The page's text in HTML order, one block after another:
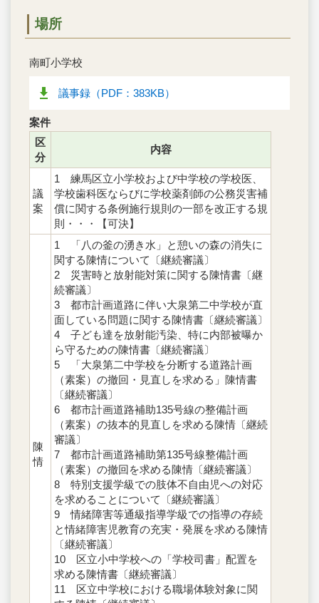
場所
南町小学校
議事録（PDF：383KB）
案件
区
分
内容
議
案
1 練馬区立小学校および中学校の学校医、
学校歯科医ならびに学校薬剤師の公務災害補
償に関する条例施行規則の一部を改正する規
則・・・【可決】
陳
情
1 「八の釜の湧き水」と憩いの森の消失に
関する陳情について〔継続審議〕
2 災害時と放射能対策に関する陳情書〔継
続審議〕
3 都市計画道路に伴い大泉第二中学校が直
面している問題に関する陳情書〔継続審議〕
4 子ども達を放射能汚染、特に内部被曝か
ら守るための陳情書〔継続審議〕
5 「大泉第二中学校を分断する道路計画
（素案）の撤回・見直しを求める」陳情書
〔継続審議〕
6 都市計画道路補助135号線の整備計画
（素案）の抜本的見直しを求める陳情〔継続
審議〕
7 都市計画道路補助第135号線整備計画
（素案）の撤回を求める陳情〔継続審議〕
8 特別支援学級での肢体不自由児への対応
を求めることについて〔継続審議〕
9 情緒障害等通級指導学級での指導の存続
と情緒障害児教育の充実・発展を求める陳情
〔継続審議〕
10 区立小中学校への「学校司書」配置を
求める陳情書〔継続審議〕
11 区立中学校における職場体験対象に関